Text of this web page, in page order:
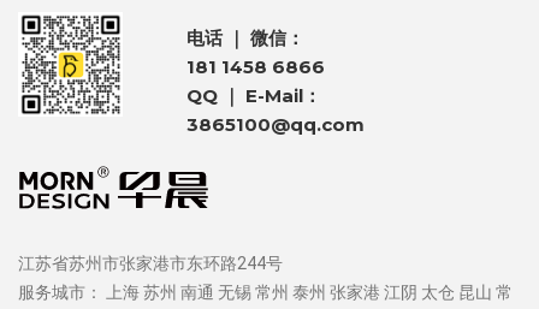
电话 ｜ 微信：
181 1458 6866
QQ ｜ E-Mail：
3865100@qq.com
江苏省苏州市张家港市东环路244号
服务城市：
上海苏州 南通 无锡常州 泰州 张家港 江阴 太仓 昆山 常